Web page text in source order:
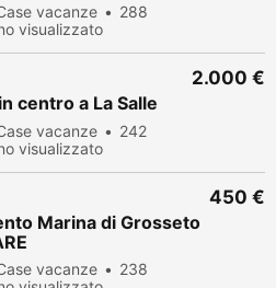
vacanze
288
visualizzato
centro a La Salle
vacanze
242
visualizzato
2.000 €
Marina di Grosseto
vacanze
238
450 €